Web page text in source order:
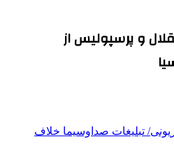
و پرسپولیس از